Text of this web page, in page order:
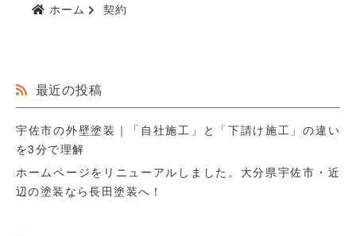
ホーム 契約
最近の投稿
宇佐市の外壁塗装｜「自社施工」と「下請け施工」の違い
を3分で理解
ホームページをリニューアルしました。大分県宇佐市・近
辺の塗装なら長田塗装へ！